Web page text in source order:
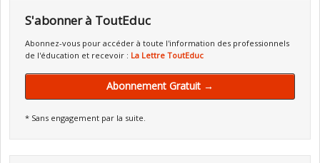
S'abonner à ToutEduc
Abonnez-vous pour accéder à toute l'information des professionnels
de l'éducation et recevoir : La Lettre ToutEduc
Abonnement Gratuit →
* Sans engagement par la suite.